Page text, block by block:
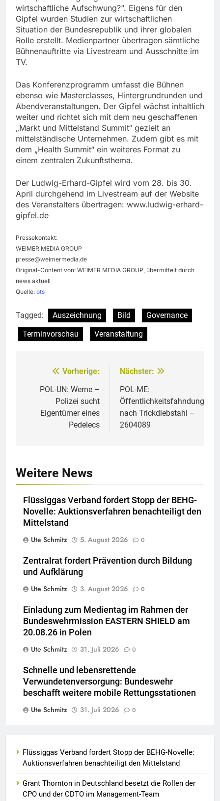
wirtschaftliche Aufschwung?“. Eigens für den
Gipfel wurden Studien zur wirtschaftlichen
Situation der Bundesrepublik und ihrer globalen
Rolle erstellt. Medienpartner übertragen sämtliche
Bühnenauftritte via Livestream und Ausschnitte im
TV.
Das Konferenzprogramm umfasst die Bühnen
ebenso wie Masterclasses, Hintergrundrunden und
Abendveranstaltungen. Der Gipfel wächst inhaltlich
weiter und richtet sich mit dem neu geschaffenen
„Markt und Mittelstand Summit“ gezielt an
mittelständische Unternehmen. Zudem gibt es mit
dem „Health Summit“ ein weiteres Format zu
einem zentralen Zukunftsthema.
Der Ludwig-Erhard-Gipfel wird vom 28. bis 30.
April durchgehend im Livestream auf der Website
des Veranstalters übertragen: www.ludwig-erhard-
gipfel.de
Pressekontakt:
WEIMER MEDIA GROUP
presse@weimermedia.de
Original-Content von: WEIMER MEDIA GROUP, übermittelt durch
news aktuell
Quelle: ots
Tagged: Auszeichnung Bild
Governance
Terminvorschau
Veranstaltung
Beitragsnavigation
Vorherige:
POL-UN: Werne –
Polizei sucht
Eigentümer eines
Pedelecs
Nächster:
POL-ME:
Öffentlichkeitsfahndung
nach Trickdiebstahl –
2604089
Weitere News
Flüssiggas Verband fordert Stopp der BEHG-
Novelle: Auktionsverfahren benachteiligt den
Mittelstand
Ute Schmitz
5. August 2026 0
Zentralrat fordert Prävention durch Bildung
und Aufklärung
Ute Schmitz
3. August 2026 0
Einladung zum Medientag im Rahmen der
Bundeswehrmission EASTERN SHIELD am
20.08.26 in Polen
Ute Schmitz
31. Juli 2026 0
Schnelle und lebensrettende
Verwundetenversorgung: Bundeswehr
beschafft weitere mobile Rettungsstationen
Ute Schmitz
31. Juli 2026 0
Flüssiggas Verband fordert Stopp der BEHG-Novelle:
Auktionsverfahren benachteiligt den Mittelstand
Grant Thornton in Deutschland besetzt die Rollen der
CPO und der CDTO im Management-Team